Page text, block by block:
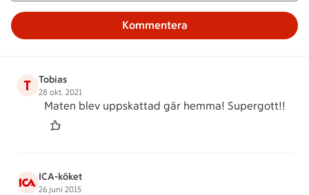
Kommentera
T Tobias
28 okt. 2021
Maten blev uppskattad gär hemma! Supergott!!
ICA-köket
26 juni 2015